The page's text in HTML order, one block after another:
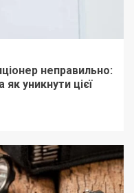
неправильно:
як уникнути цієї